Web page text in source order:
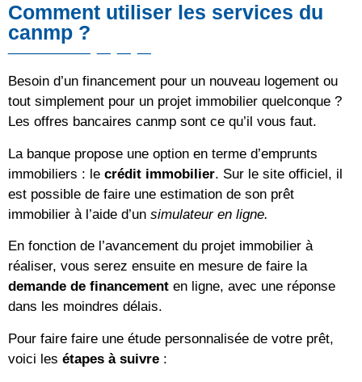
Comment utiliser les services du
canmp ?
Besoin d’un financement pour un nouveau logement ou
tout simplement pour un projet immobilier quelconque ?
Les offres bancaires canmp sont ce qu’il vous faut.
La banque propose une option en terme d’emprunts
immobiliers : le crédit immobilier. Sur le site officiel, il
est possible de faire une estimation de son prêt
immobilier à l’aide d’un simulateur en ligne.
En fonction de l’avancement du projet immobilier à
réaliser, vous serez ensuite en mesure de faire la
demande de financement en ligne, avec une réponse
dans les moindres délais.
Pour faire faire une étude personnalisée de votre prêt,
voici les étapes à suivre :